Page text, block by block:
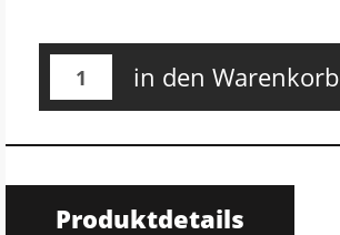
in den Warenkorb
Produktdetails